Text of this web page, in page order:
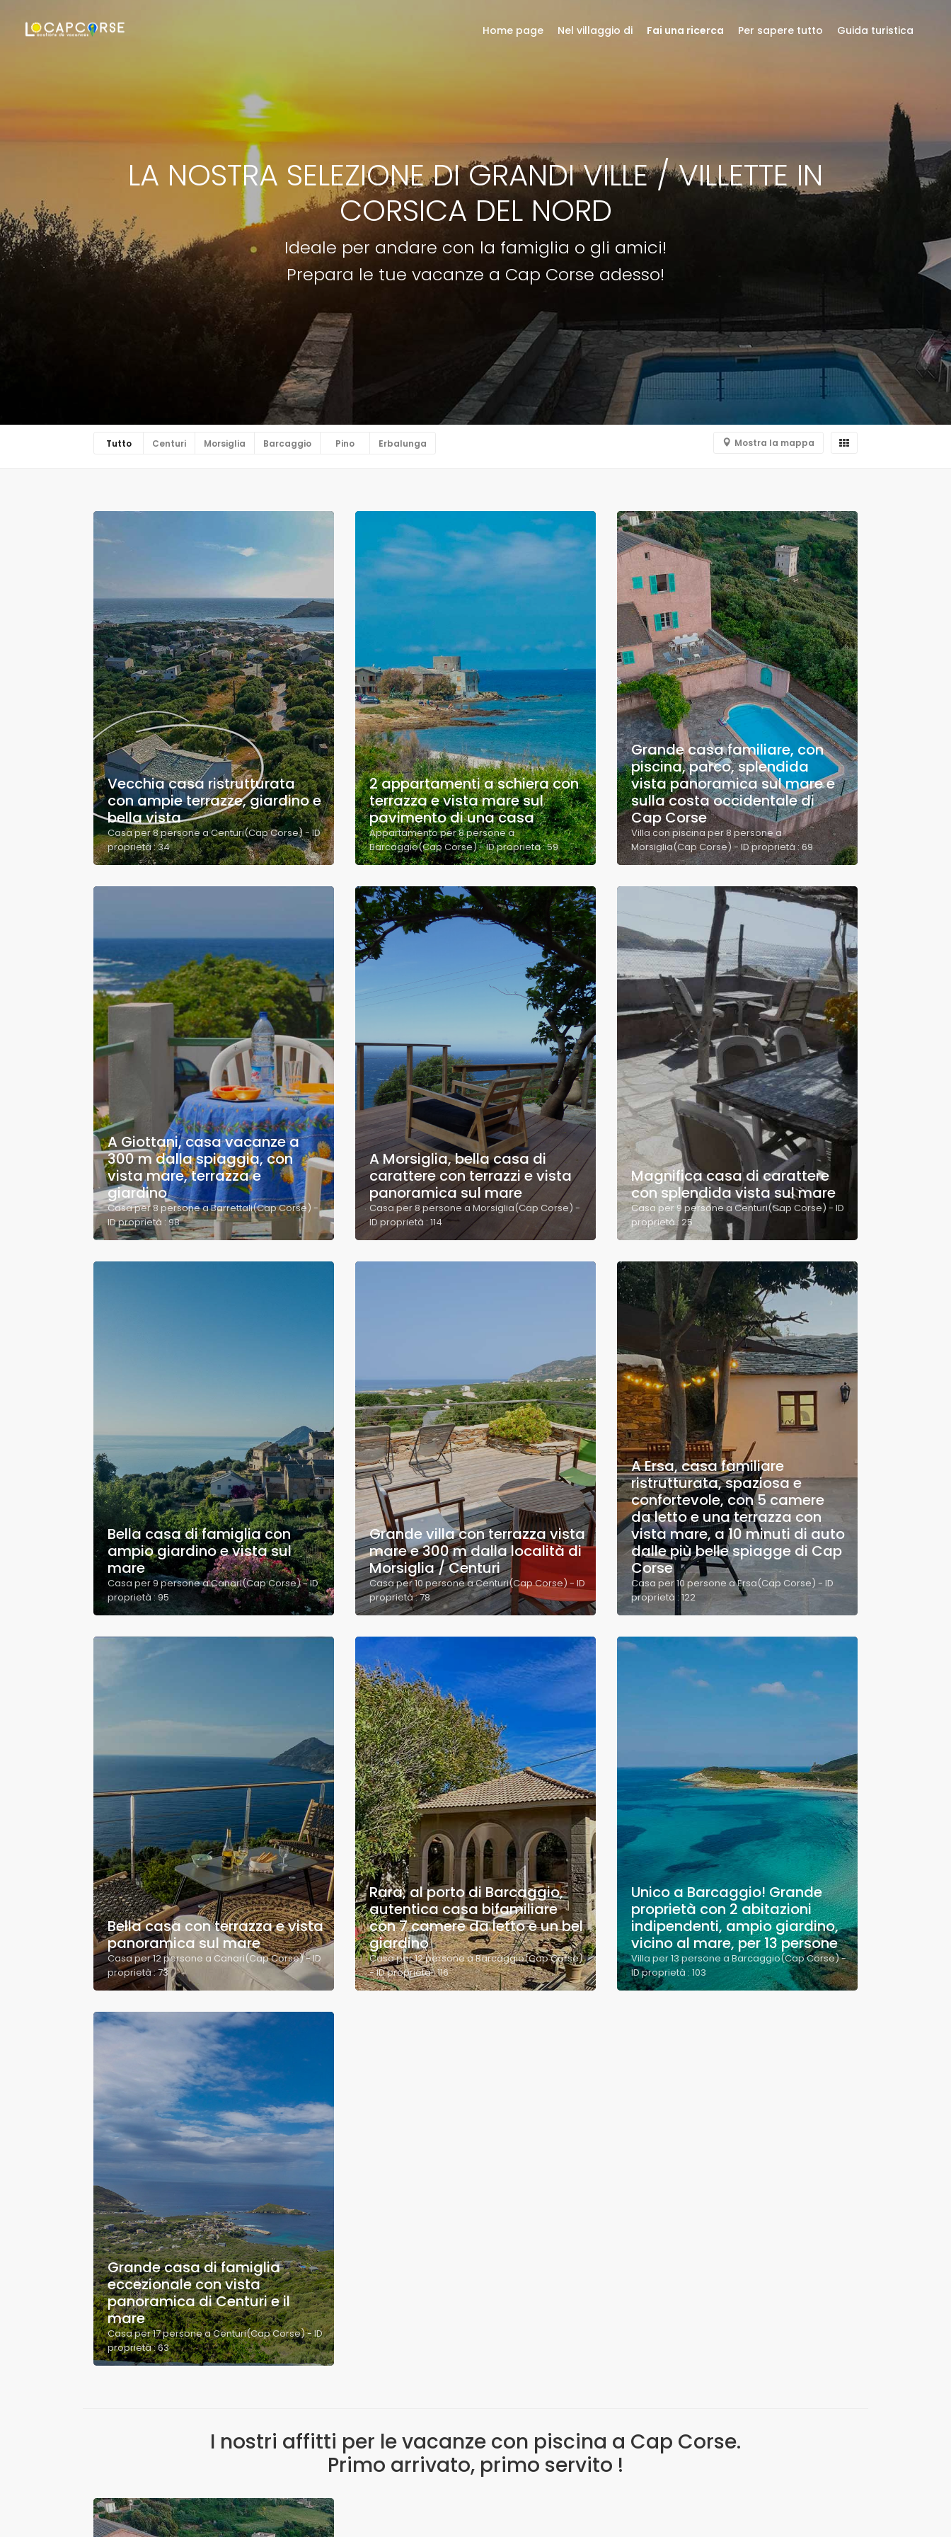
LA NOSTRA SELEZIONE DI GRANDI VILLE / VILLETTE IN
CORSICA DEL NORD
Ideale per andare con la famiglia o gli amici!
Prepara le tue vacanze a Cap Corse adesso!
Tutto Centuri Morsiglia Barcaggio Pino Erbalunga Mostra la mappa
Vecchia casa ristrutturata
con ampie terrazze, giardino e
bella vista
Casa per 8 persone a Centuri(Cap Corse) - ID
proprietà : 34
2 appartamenti a schiera con
terrazza e vista mare sul
pavimento di una casa
Appartamento per 8 persone a
Barcaggio(Cap Corse) - ID proprietà : 59
Grande casa familiare, con
piscina, parco, splendida
vista panoramica sul mare e
sulla costa occidentale di
Cap Corse
Villa con piscina per 8 persone a
Morsiglia(Cap Corse) - ID proprietà : 69
A Giottani, casa vacanze a
300 m dalla spiaggia, con
vista mare, terrazza e
giardino
Casa per 8 persone a Barrettali(Cap Corse) -
ID proprietà : 98
A Morsiglia, bella casa di
carattere con terrazzi e vista
panoramica sul mare
Casa per 8 persone a Morsiglia(Cap Corse) -
ID proprietà : 114
Magnifica casa di carattere
con splendida vista sul mare
Casa per 9 persone a Centuri(Cap Corse) - ID
proprietà : 25
Bella casa di famiglia con
ampio giardino e vista sul
mare
Casa per 9 persone a Canari(Cap Corse) - ID
proprietà : 95
Grande villa con terrazza vista
mare e 300 m dalla località di
Morsiglia / Centuri
Casa per 10 persone a Centuri(Cap Corse) - ID
proprietà : 78
A Ersa, casa familiare
ristrutturata, spaziosa e
confortevole, con 5 camere
da letto e una terrazza con
vista mare, a 10 minuti di auto
dalle più belle spiagge di Cap
Corse
Casa per 10 persone a Ersa(Cap Corse) - ID
proprietà : 122
Bella casa con terrazza e vista
panoramica sul mare
Casa per 12 persone a Canari(Cap Corse) - ID
proprietà : 73
Rara, al porto di Barcaggio,
autentica casa bifamiliare
con 7 camere da letto e un bel
giardino
Casa per 12 persone a Barcaggio(Cap Corse)
- ID proprietà : 116
Unico a Barcaggio! Grande
proprietà con 2 abitazioni
indipendenti, ampio giardino,
vicino al mare, per 13 persone
Villa per 13 persone a Barcaggio(Cap Corse) -
ID proprietà : 103
Grande casa di famiglia
eccezionale con vista
panoramica di Centuri e il
mare
Casa per 17 persone a Centuri(Cap Corse) - ID
proprietà : 63
I nostri affitti per le vacanze con piscina a Cap Corse.
Primo arrivato, primo servito !
Home page Nel villaggio di Fai una ricerca Per sapere tutto Guida turistica